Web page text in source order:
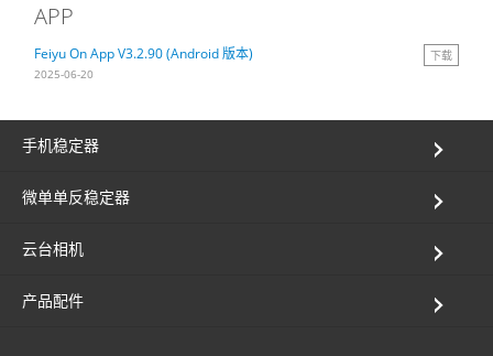
Vimble 3
VLOG pocket2
Vimble One
Vimble 2S
VLOG pocket
飞宇蝎子-Mini 2
飞宇蝎子 2
飞宇蝎子-Mini
飞宇蝎子-C
飞宇蝎子 Pro
Feiyu Pocket 2
Feiyu Pocket
Vimble 2A
WG2X
G6
APP
Feiyu On App V3.2.90 (Android 版本)
下载
2025-06-20
手机稳定器
微单单反稳定器
云台相机
产品配件